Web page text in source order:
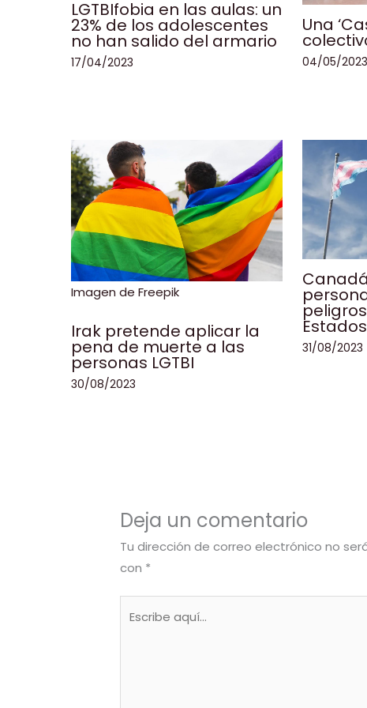
LGTBIfobia en las aulas: un
23% de los adolescentes
no han salido del armario
17/04/2023
Una
04/05/2023
Imagen de Freepik
Irak pretende aplicar la
pena de muerte a las
personas LGTBI
30/08/2023
31/08/2023
Deja un comentario
Tu dirección de correo electrónico no
con *